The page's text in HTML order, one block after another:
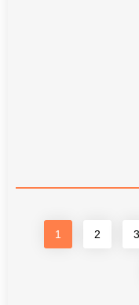
1 2 3